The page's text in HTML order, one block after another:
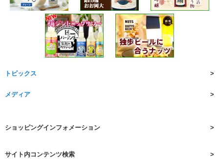
トピックス
メディア
ショッピングインフォメーション
サイト内コンテンツ検索